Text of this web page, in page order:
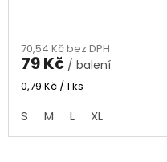
produktu
je
5,0
5
hvězdiček.
70,54 Kč bez DPH
79 Kč / balení
Měrná
0,79 Kč / 1 ks
S M L XL